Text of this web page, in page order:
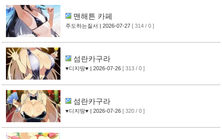
맨해튼 카페
주도하는질서 | 2026-07-27 [ 314 / 0 ]
섬란카구라
♥디지땅♥ | 2026-07-26 [ 313 / 0 ]
섬란카구라
♥디지땅♥ | 2026-07-26 [ 320 / 0 ]